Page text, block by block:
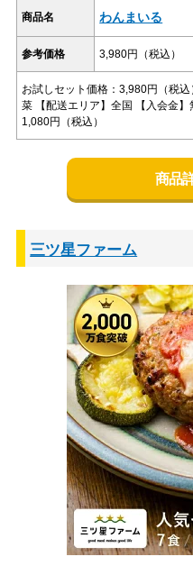
商品名 わんまいる
参考価格 3,980円（税込）
お試しセット価格：3,980円（税
菜 【配送エリア】全国 【入会金】
1,080円（税込）
商品
三ツ星ファーム